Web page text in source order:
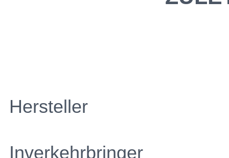
Hersteller
Inverkehrbringer